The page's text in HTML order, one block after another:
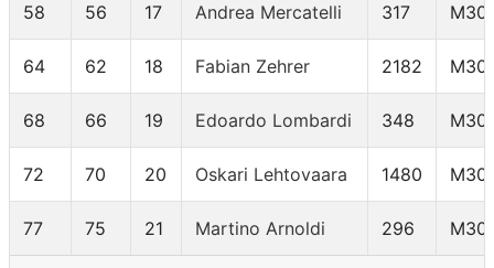
58 56 17 Andrea Mercatelli 317
64 62 18 Fabian Zehrer 2182
68 66 19 Edoardo Lombardi 348
72 70 20 Oskari Lehtovaara 1480
77 75 21 Martino Arnoldi 296